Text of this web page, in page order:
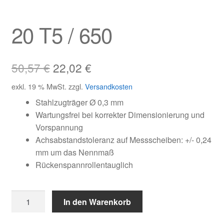
Kasse
Kontakt
Kundeninformationen
Mein Konto
Shop
Warenkorb
20 T5 / 650
50,57€ Ursprünglicher
Preis
war:
50,57 €
22,02 €Aktueller
Preis
ist:
22,02 €.
exkl. 19 % MwSt. zzgl. Versandkosten
Stahlzugträger Ø 0,3 mm
Wartungsfrei bei korrekter Dimensionierung und
Vorspannung
Achsabstandstoleranz auf Messscheiben: +/- 0,24
mm um das Nennmaß
Rückenspannrollentauglich
In den Warenkorb